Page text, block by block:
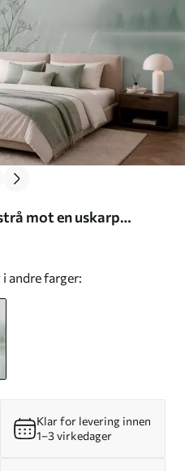
mot en uskarp
andre farger:
Klar for levering innen
1–3 virkedager